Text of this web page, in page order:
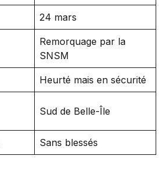
24 mars
Remorquage par la
SNSM
Heurté mais en sécurité
Sud de Belle-Île
Sans blessés